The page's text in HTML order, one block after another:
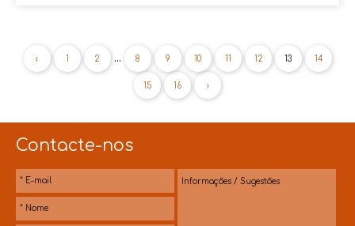
‹ 1 2 ... 8 9 10 11 12 13 14
15 16 ›
Contacte-nos